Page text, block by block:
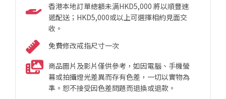
香港本地訂單總額未满HKD5,000 將以順豐速
遞配送；HKD5,000或以上可選擇相約見面交
收。
免費修改戒指尺寸一次
商品圖片及影片僅供參考，如因電腦、手機螢
幕或拍攝燈光差異而存有色差，一切以實物為
準。恕不接受因色差問題而退換或退款。